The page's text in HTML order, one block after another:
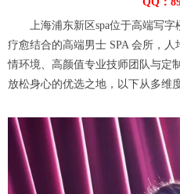
上海浦东新区spa位于高端写字
疗愈结合的高端男士 SPA 会所，
情环境、高颜值专业技师团队与定
放松身心的优选之地，以下从多维